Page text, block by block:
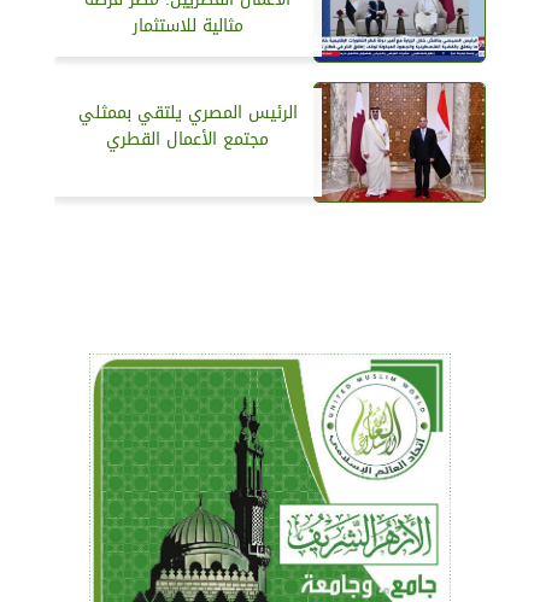
مثالية للاستثمار
الرئيس المصري يلتقي بممثلي
مجتمع الأعمال القطري